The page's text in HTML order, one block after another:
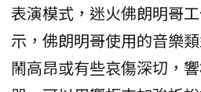
表演模式，迷火佛朗明哥
示，佛朗明哥使用的音樂
鬧高昂或有些哀傷深切，